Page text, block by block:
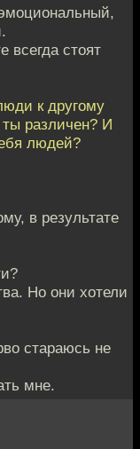
всегда стоят
к другому
различен? И
людей?
в результате
Но они хотели
стараюсь не
мне.